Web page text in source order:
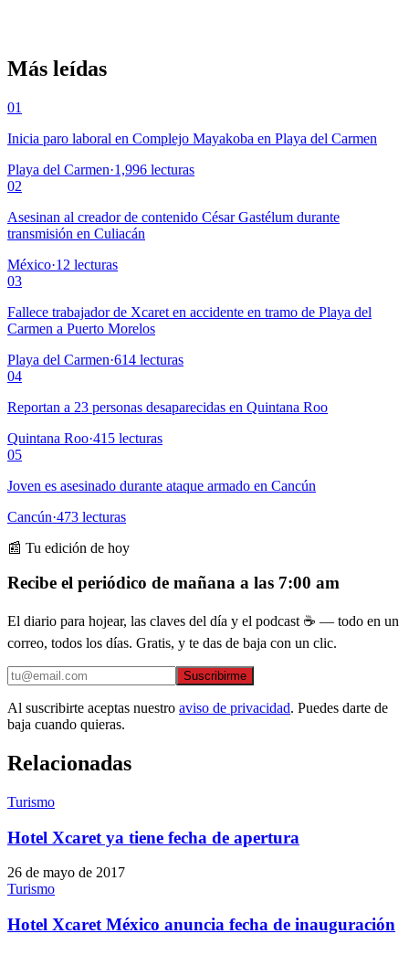
Más leídas
01
Inicia paro laboral en Complejo Mayakoba en Playa del Carmen
Playa del Carmen·1,996 lecturas
02
Asesinan al creador de contenido César Gastélum durante
transmisión en Culiacán
México·12 lecturas
03
Fallece trabajador de Xcaret en accidente en tramo de Playa del
Carmen a Puerto Morelos
Playa del Carmen·614 lecturas
04
Reportan a 23 personas desaparecidas en Quintana Roo
Quintana Roo·415 lecturas
05
Joven es asesinado durante ataque armado en Cancún
Cancún·473 lecturas
📰 Tu edición de hoy
Recibe el periódico de mañana a las 7:00 am
El diario para hojear, las claves del día y el podcast ☕ — todo en un
correo, todos los días. Gratis, y te das de baja con un clic.
Suscribirme
Al suscribirte aceptas nuestro aviso de privacidad. Puedes darte de
baja cuando quieras.
Relacionadas
Turismo
Hotel Xcaret ya tiene fecha de apertura
26 de mayo de 2017
Turismo
Hotel Xcaret México anuncia fecha de inauguración